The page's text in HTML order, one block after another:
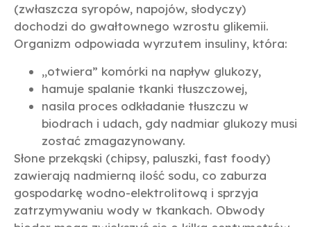
(zwłaszcza syropów, napojów, słodyczy)
dochodzi do gwałtownego wzrostu glikemii.
Organizm odpowiada wyrzutem insuliny, która:
„otwiera” komórki na napływ glukozy,
hamuje spalanie tkanki tłuszczowej,
nasila proces odkładanie tłuszczu w
biodrach i udach, gdy nadmiar glukozy musi
zostać zmagazynowany.
Słone przekąski (chipsy, paluszki, fast foody)
zawierają nadmierną ilość sodu, co zaburza
gospodarkę wodno-elektrolitową i sprzyja
zatrzymywaniu wody w tkankach. Obwody